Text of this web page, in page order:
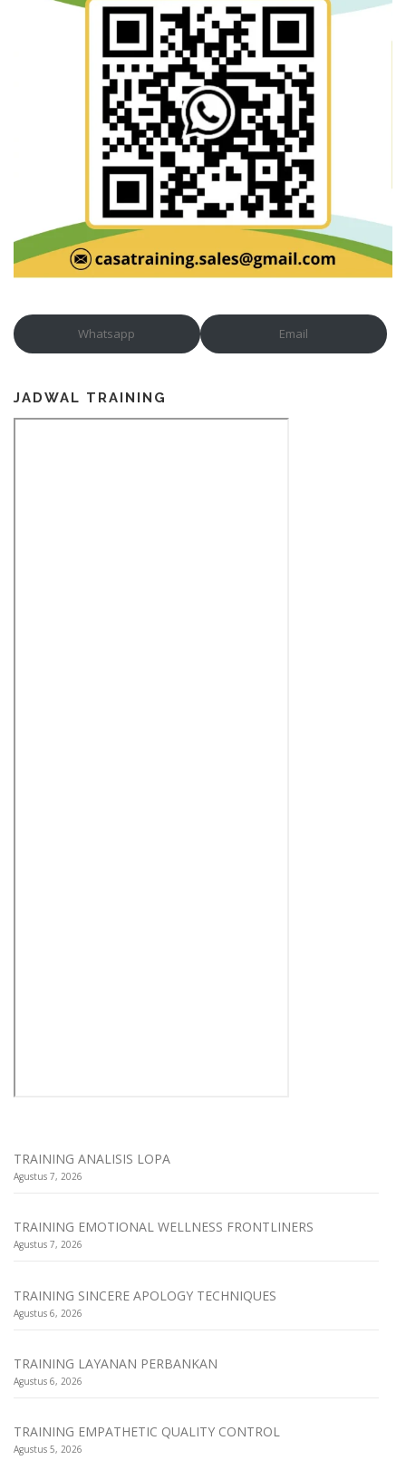
Whatsapp Email
JADWAL TRAINING
TRAINING ANALISIS LOPA
Agustus 7, 2026
TRAINING EMOTIONAL WELLNESS FRONTLINERS
Agustus 7, 2026
TRAINING SINCERE APOLOGY TECHNIQUES
Agustus 6, 2026
TRAINING LAYANAN PERBANKAN
Agustus 6, 2026
TRAINING EMPATHETIC QUALITY CONTROL
Agustus 5, 2026